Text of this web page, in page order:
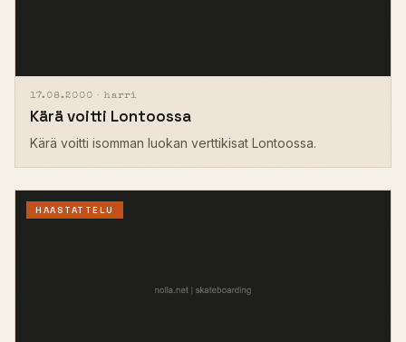
17.08.2000 · harri
Kärä voitti Lontoossa
Kärä voitti isomman luokan verttikisat Lontoossa.
HAASTATTELU